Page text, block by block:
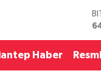
Haber